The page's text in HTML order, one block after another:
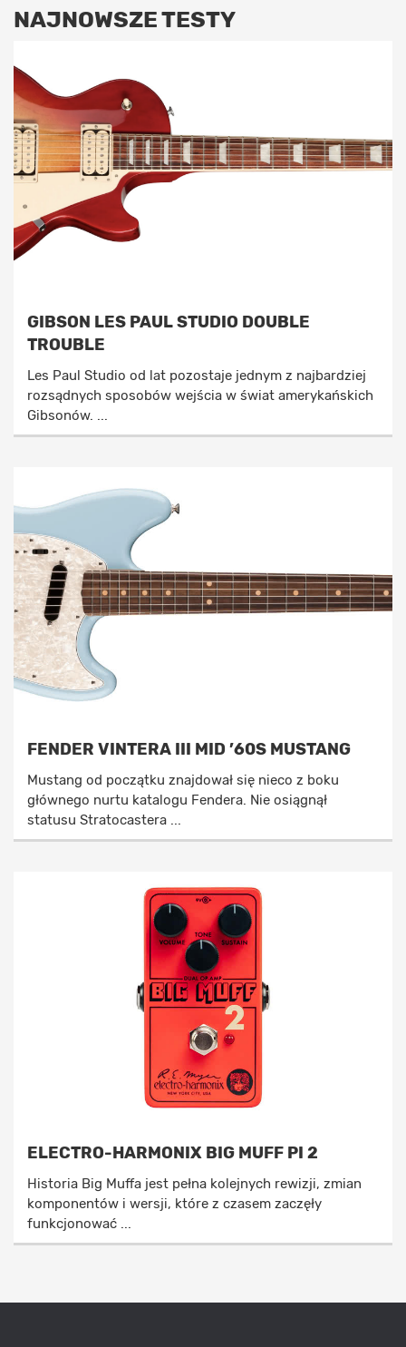
NAJNOWSZE TESTY
GIBSON LES PAUL STUDIO DOUBLE
TROUBLE
Les Paul Studio od lat pozostaje jednym z najbardziej
rozsądnych sposobów wejścia w świat amerykańskich
Gibsonów. ...
FENDER VINTERA III MID ’60S MUSTANG
Mustang od początku znajdował się nieco z boku
głównego nurtu katalogu Fendera. Nie osiągnął
statusu Stratocastera ...
ELECTRO-HARMONIX BIG MUFF PI 2
Historia Big Muffa jest pełna kolejnych rewizji, zmian
komponentów i wersji, które z czasem zaczęły
funkcjonować ...